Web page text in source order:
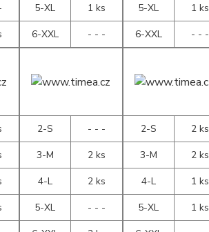
5-XL
1 ks
6-XXL
- - -
5-XL
1 ks
6-XXL
- - -
2-S
- - -
3-M
2 ks
4-L
2 ks
5-XL
- - -
2-S
2 ks
3-M
2 ks
4-L
1 ks
5-XL
1 ks